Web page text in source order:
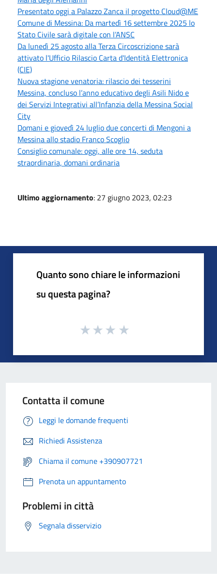
Presentato oggi a Palazzo Zanca il progetto Cloud@ME
Comune di Messina: Da martedì 16 settembre 2025 lo
Stato Civile sarà digitale con l’ANSC
Da lunedì 25 agosto alla Terza Circoscrizione sarà
attivato l'Ufficio Rilascio Carta d'Identità Elettronica
(CIE)
Nuova stagione venatoria: rilascio dei tesserini
Messina, concluso l’anno educativo degli Asili Nido e
dei Servizi Integrativi all’Infanzia della Messina Social
City
Domani e giovedì 24 luglio due concerti di Mengoni a
Messina allo stadio Franco Scoglio
Consiglio comunale: oggi, alle ore 14, seduta
straordinaria, domani ordinaria
Ultimo aggiornamento: 27 giugno 2023, 02:23
Quanto sono chiare le informazioni
su questa pagina?
Contatta il comune
Leggi le domande frequenti
Richiedi Assistenza
Chiama il comune +390907721
Prenota un appuntamento
Problemi in città
Segnala disservizio